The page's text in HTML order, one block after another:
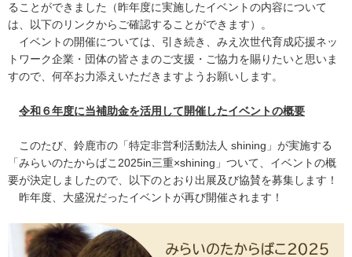
ることができました（昨年度に実施したイベントの内容について
は、以下のリンクからご確認することができます）。
イベントの開催については、引き続き、みえ次世代育成応援ネッ
トワーク企業・団体の皆さまのご支援・ご協力を賜りたいと思いま
すので、何卒お力添えいただきますようお願いします。
令和６年度に当補助金を活用して開催したイベントの概要
このたび、鈴鹿市の「特定非営利活動法人 shining」が実施する
「みらいのたからばこ2025in三重×shining」ついて、イベントの概
要が決定しましたので、以下のとおり出展及び協賛を募集します！
昨年度、大盛況だったイベントが再び開催されます！